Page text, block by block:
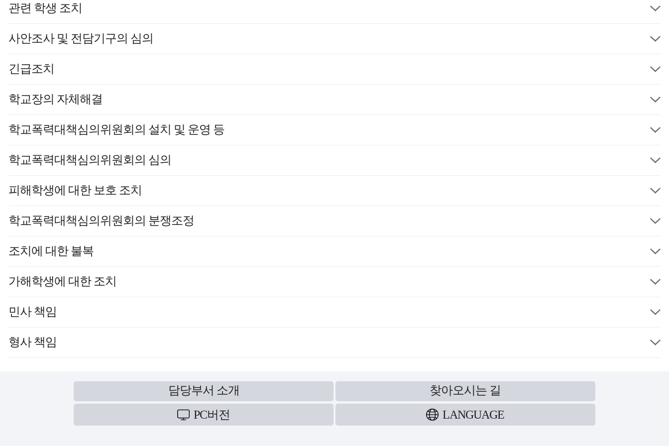
관련 학생 조치
사안조사 및 전담기구의 심의
긴급조치
학교장의 자체해결
학교폭력대책심의위원회의 설치 및 운영 등
학교폭력대책심의위원회의 심의
피해학생에 대한 보호 조치
학교폭력대책심의위원회의 분쟁조정
조치에 대한 불복
가해학생에 대한 조치
민사 책임
형사 책임
담당부서 소개
찾아오시는 길
PC버전
LANGUAGE